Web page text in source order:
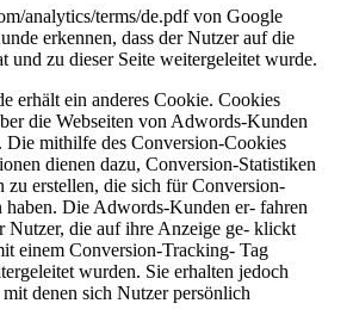
analytics/terms/de.pdf von Google
erkennen, dass der Nutzer auf die
und zu dieser Seite weitergeleitet wurde.
erhält ein anderes Cookie. Cookies
die Webseiten von Adwords-Kunden
Die mithilfe des Conversion-Cookies
dienen dazu, Conversion-Statistiken
erstellen, die sich für Conversion-
haben. Die Adwords-Kunden er- fahren
Nutzer, die auf ihre Anzeige ge- klickt
einem Conversion-Tracking- Tag
wurden. Sie erhalten jedoch
denen sich Nutzer persönlich